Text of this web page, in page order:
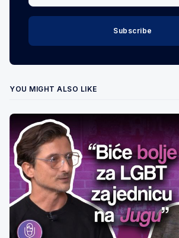
Subscribe
YOU MIGHT ALSO LIKE